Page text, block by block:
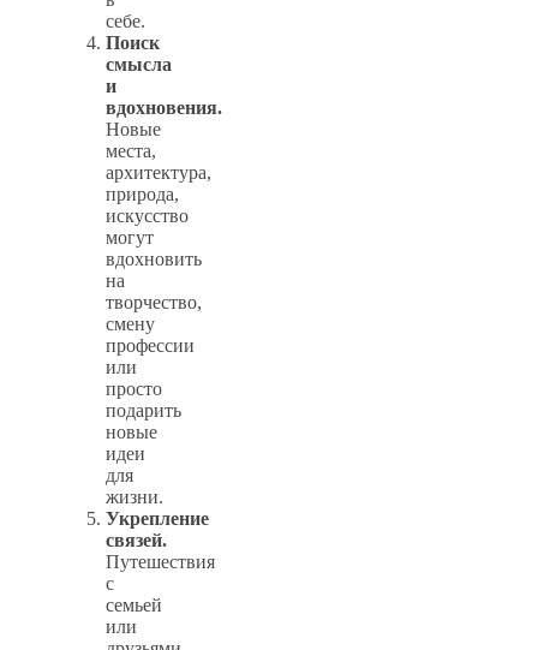
себе.
Поиск
смысла
и
вдохновения.
Новые
места,
архитектура,
природа,
искусство
могут
вдохновить
на
творчество,
смену
профессии
или
просто
подарить
новые
идеи
для
жизни.
Укрепление
связей.
Путешествия
с
семьей
или